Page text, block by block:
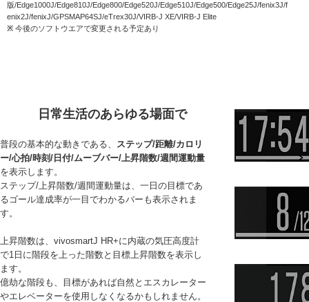
版/Edge1000J/Edge810J/Edge800/Edge520J/Edge510J/Edge500/Edge25J/fenix3J/f
enix2J/fenixJ/GPSMAP64SJ/eTrex30J/VIRB-J XE/VIRB-J Elite
※ 今後のソフトウエアで変更される予定あり
日常生活のあらゆる場面で
普段の基本的な動きである、 ステップ/距離/カロリ
ー/心拍/時刻/日付/ムーブバー/上昇階数/週間運動量
を表示します。
ステップ/上昇階数/週間運動量は、一日の目標であ
るゴール達成率が一目でわかるバーも表示されま
す。
上昇階数は、vivosmartJ HR+に内蔵の気圧高度計
で1日に階段を上った階数と目標上昇階数を表示し
ます。
億劫な階段も、目標があれば自然とエスカレーター
やエレベーターを使用しなくなるかもしれません。
ムーブバーは一定時間
とをお知らせし、適
1日の合計上昇階数が
す。上昇階数は1日(
リセットされます。